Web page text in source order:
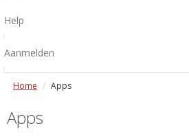
Help
Aanmelden
Home Apps
Apps